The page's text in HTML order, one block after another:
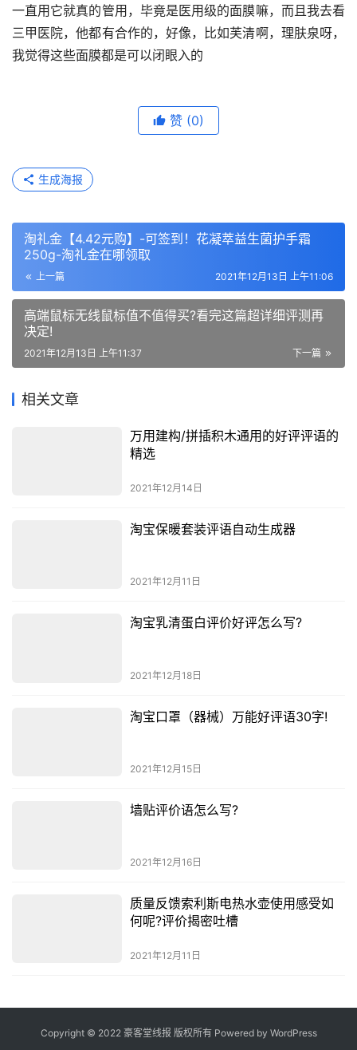
一直用它就真的管用，毕竟是医用级的面膜嘛，而且我去看
三甲医院，他都有合作的，好像，比如芙清啊，理肤泉呀，
我觉得这些面膜都是可以闭眼入的
赞 (0)
生成海报
淘礼金【4.42元购】-可签到！花凝萃益生菌护手霜
250g-淘礼金在哪领取
上一篇 2021年12月13日 上午11:06
高端鼠标无线鼠标值不值得买?看完这篇超详细评测再
决定!
下一篇
2021年12月13日 上午11:37
相关文章
万用建构/拼插积木通用的好评评语的
精选
2021年12月14日
淘宝保暖套装评语自动生成器
2021年12月11日
淘宝乳清蛋白评价好评怎么写?
2021年12月18日
淘宝口罩（器械）万能好评语30字!
2021年12月15日
墙贴评价语怎么写?
2021年12月16日
质量反馈索利斯电热水壶使用感受如
何呢?评价揭密吐槽
2021年12月11日
Copyright © 2022 豪客堂线报 版权所有 Powered by WordPress